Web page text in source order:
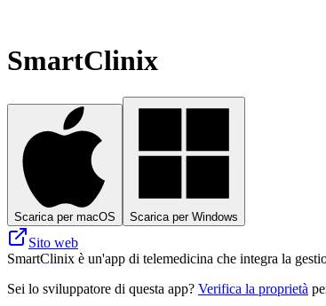
SmartClinix
Scarica per macOS Scarica per Windows
Sito web
SmartClinix è un'app di telemedicina che integra la
Sei lo sviluppatore di questa app? Verifica la proprietà